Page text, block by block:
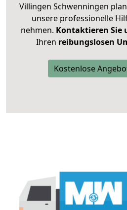
Villingen Schwenningen
unsere professionelle
nehmen. Kontaktieren Sie
Ihren reibungslosen
Kostenlose